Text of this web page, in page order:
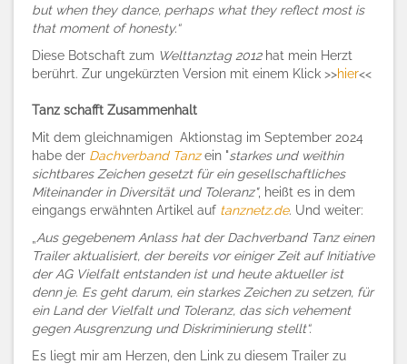
but when they dance, perhaps what they reflect most is
that moment of honesty.“
Diese Botschaft zum Welttanztag 2012 hat mein Herzt
berührt. Zur ungekürzten Version mit einem Klick >>hier<<
Tanz schafft Zusammenhalt
Mit dem gleichnamigen Aktionstag im September 2024
habe der Dachverband Tanzein "starkes und weithin
sichtbares Zeichen gesetzt für ein gesellschaftliches
Miteinander in Diversität und Toleranz", heißt es in dem
eingangs erwähnten Artikel auf tanznetz.de. Und weiter:
Aus gegebenem Anlass hat der Dachverband Tanz einen
Trailer aktualisiert, der bereits vor einiger Zeit auf Initiative
der AG Vielfalt entstanden ist und heute aktueller ist
denn je. Es geht darum, ein starkes Zeichen zu setzen, für
ein Land der Vielfalt und Toleranz, das sich vehement
gegen Ausgrenzung und Diskriminierung stellt“.
Es liegt mir am Herzen, den Link zu diesem Trailer zu